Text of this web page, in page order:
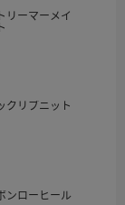
リーマーメイ
クリブニット
ンローヒール